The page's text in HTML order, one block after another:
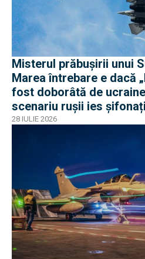
Misterul prăbușirii unui
Marea întrebare e dacă
fost doborâtă de
scenariu rușii ies șifonați
28 IULIE 2026